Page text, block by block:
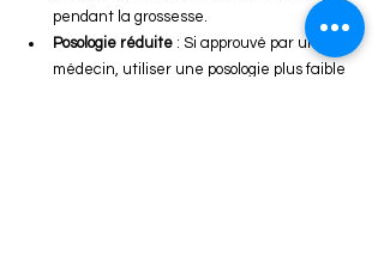
pendant la grossesse.
Posologie réduite : Si approuvé par un
médecin, utiliser une posologie plus faible